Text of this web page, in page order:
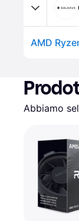
AMD
Abbiamo